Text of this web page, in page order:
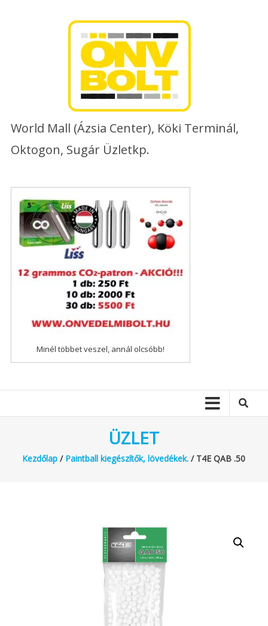
World Mall (Ázsia Center), Köki Terminál,
Oktogon, Sugár Üzletkp.
Minél többet veszel, annál olcsóbb!
ÜZLET
Kezdőlap / Paintball kiegészítők, lövedékek. / T4E QAB .50